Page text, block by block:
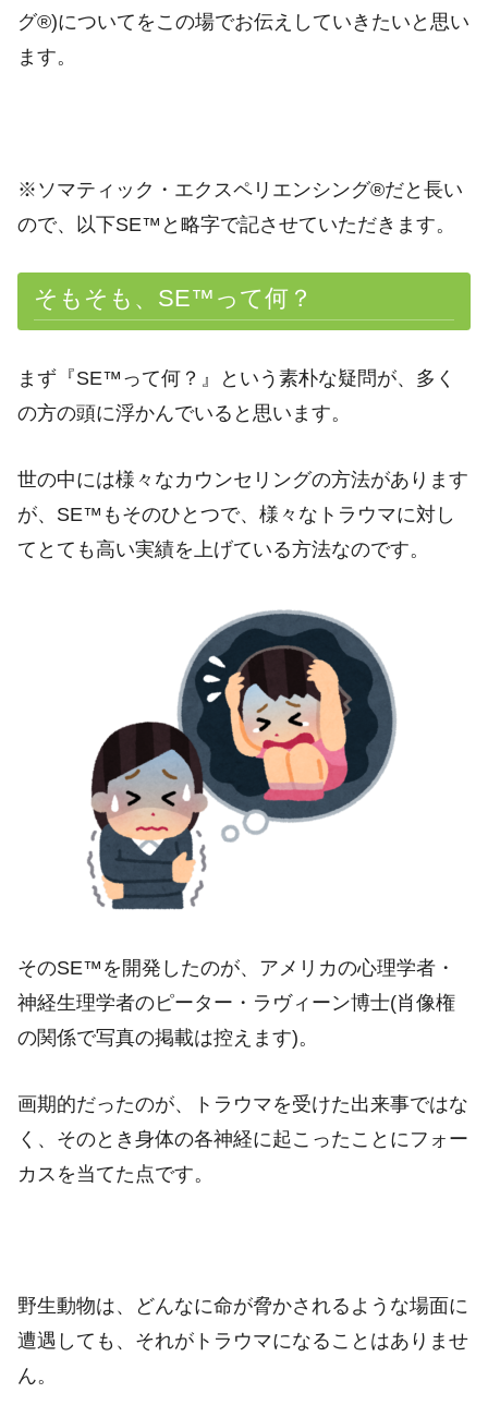
グ®)についてをこの場でお伝えしていきたいと思い
ます。
※ソマティック・エクスペリエンシング®だと長い
ので、以下SE™と略字で記させていただきます。
そもそも、SE™って何？
まず『SE™って何？』という素朴な疑問が、多く
の方の頭に浮かんでいると思います。
世の中には様々なカウンセリングの方法があります
が、SE™もそのひとつで、様々なトラウマに対し
てとても高い実績を上げている方法なのです。
そのSE™を開発したのが、アメリカの心理学者・
神経生理学者のピーター・ラヴィーン博士(肖像権
の関係で写真の掲載は控えます)。
画期的だったのが、トラウマを受けた出来事ではな
く、そのとき身体の各神経に起こったことにフォー
カスを当てた点です。
野生動物は、どんなに命が脅かされるような場面に
遭遇しても、それがトラウマになることはありませ
ん。